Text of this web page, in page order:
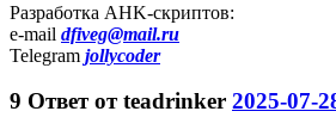
Разработка AHK-скриптов:
e-mail dfiveg@mail.ru
Telegram jollycoder
9 Ответ отteadrinker 2025-07-